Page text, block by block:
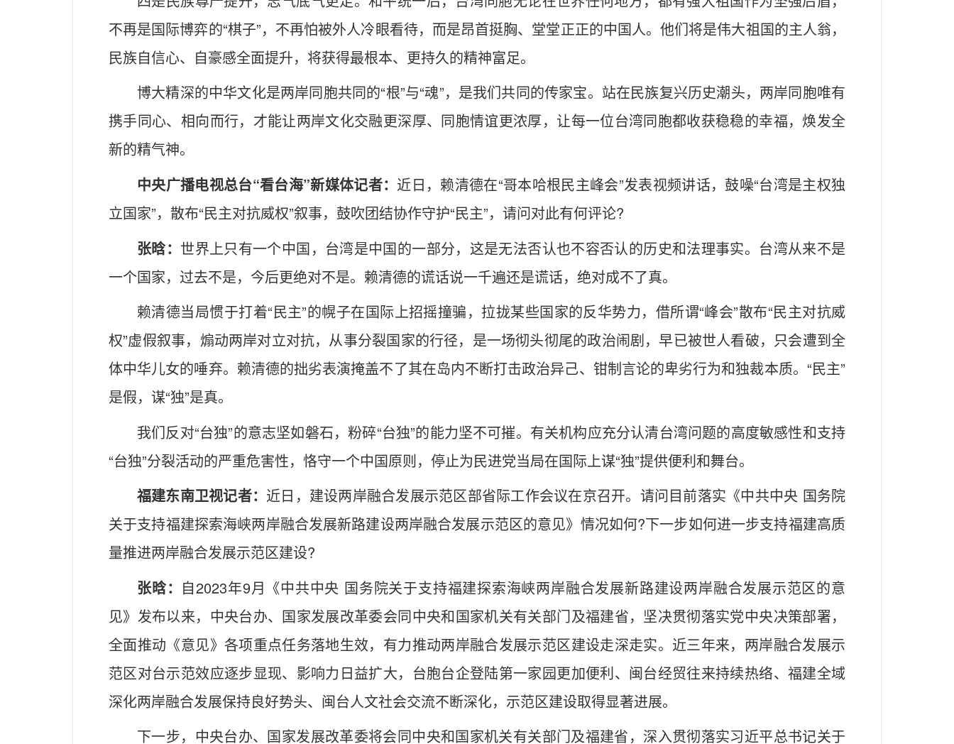
不再是国际博弈的“棋子”，不再怕被外人冷眼看待，而是昂首挺胸、堂堂正正的中国人。他们将是伟大祖国的主人翁，
民族自信心、自豪感全面提升，将获得最根本、更持久的精神富足。
博大精深的中华文化是两岸同胞共同的“根”与“魂”，是我们共同的传家宝。站在民族复兴历史潮头，两岸同胞唯有
携手同心、相向而行，才能让两岸文化交融更深厚、同胞情谊更浓厚，让每一位台湾同胞都收获稳稳的幸福，焕发全
新的精气神。
中央广播电视总台“看台海”新媒体记者： 近日，赖清德在“哥本哈根民主峰会”发表视频讲话，鼓噪“台湾是主权独
立国家”，散布“民主对抗威权”叙事，鼓吹团结协作守护“民主”，请问对此有何评论?
张晗： 世界上只有一个中国，台湾是中国的一部分，这是无法否认也不容否认的历史和法理事实。台湾从来不是
一个国家，过去不是，今后更绝对不是。赖清德的谎话说一千遍还是谎话，绝对成不了真。
赖清德当局惯于打着“民主”的幌子在国际上招摇撞骗，拉拢某些国家的反华势力，借所谓“峰会”散布“民主对抗威
权”虚假叙事，煽动两岸对立对抗，从事分裂国家的行径，是一场彻头彻尾的政治闹剧，早已被世人看破，只会遭到全
体中华儿女的唾弃。赖清德的拙劣表演掩盖不了其在岛内不断打击政治异己、钳制言论的卑劣行为和独裁本质。“民主”
是假，谋“独”是真。
我们反对“台独”的意志坚如磐石，粉碎“台独”的能力坚不可摧。有关机构应充分认清台湾问题的高度敏感性和支持
“台独”分裂活动的严重危害性，恪守一个中国原则，停止为民进党当局在国际上谋“独”提供便利和舞台。
福建东南卫视记者： 近日，建设两岸融合发展示范区部省际工作会议在京召开。请问目前落实《中共中央 国务院
关于支持福建探索海峡两岸融合发展新路建设两岸融合发展示范区的意见》情况如何?下一步如何进一步支持福建高质
量推进两岸融合发展示范区建设?
张晗： 自2023年9月《中共中央 国务院关于支持福建探索海峡两岸融合发展新路建设两岸融合发展示范区的意
见》发布以来，中央台办、国家发展改革委会同中央和国家机关有关部门及福建省，坚决贯彻落实党中央决策部署，
全面推动《意见》各项重点任务落地生效，有力推动两岸融合发展示范区建设走深走实。近三年来，两岸融合发展示
范区对台示范效应逐步显现、影响力日益扩大，台胞台企登陆第一家园更加便利、闽台经贸往来持续热络、福建全域
深化两岸融合发展保持良好势头、闽台人文社会交流不断深化，示范区建设取得显著进展。
下一步，中央台办、国家发展改革委将会同中央和国家机关有关部门及福建省，深入贯彻落实习近平总书记关于